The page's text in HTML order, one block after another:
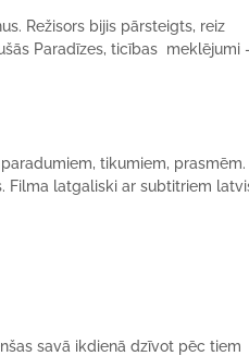
Režisors bijis pārsteigts, reiz
Paradīzes, ticības meklējumi
tikumiem, prasmēm.
Filma latgaliski ar subtitriem
savā ikdienā dzīvot pēc tiem